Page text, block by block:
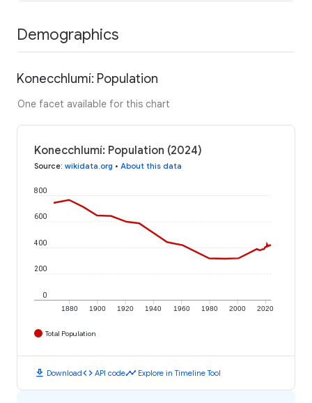
Demographics
Konecchlumí: Population
One facet available for this chart
Konecchlumí: Population (2024)
Source: wikidata.org • About this data
1880 1900 1920 1940 1960 1980 2000 2020
0
200
400
600
800
Total Population
download Downloadcode API codetimeline Explore in Timeline Tool